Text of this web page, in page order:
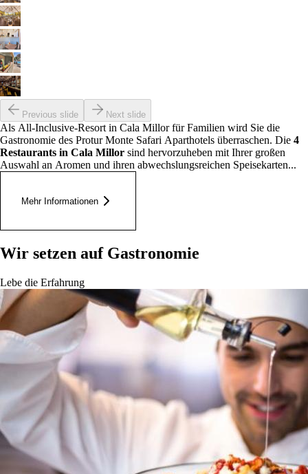
Previous slide Next slide
Als All-Inclusive-Resort in Cala Millor für Familien wird Sie die
Gastronomie des Protur Monte Safari Aparthotels überraschen. Die 4
Restaurants in Cala Millor sind hervorzuheben mit Ihrer großen
Auswahl an Aromen und ihren abwechslungsreichen Speisekarten...
Mehr Informationen
Wir setzen auf Gastronomie
Lebe die Erfahrung